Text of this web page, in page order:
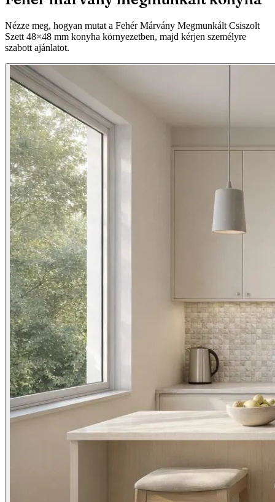
Nézze meg, hogyan mutat a Fehér Márvány Megmunkált Csiszolt
Szett 48×48 mm konyha környezetben, majd kérjen személyre
szabott ajánlatot.